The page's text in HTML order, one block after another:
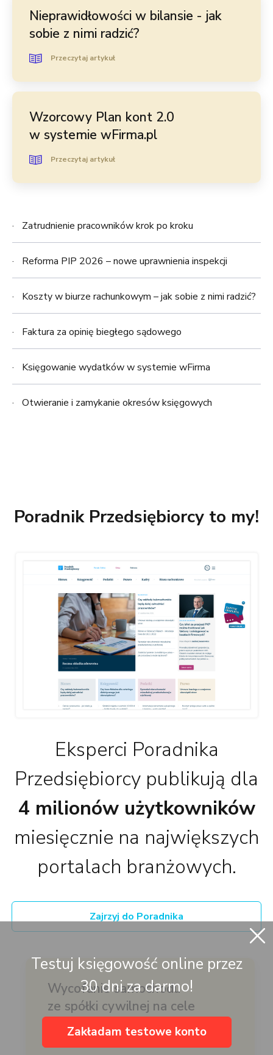
Nieprawidłowości w bilansie - jak
sobie z nimi radzić?
Przeczytaj artykuł
Wzorcowy Plan kont 2.0
w systemie wFirma.pl
Przeczytaj artykuł
Zatrudnienie pracowników krok po kroku
Reforma PIP 2026 – nowe uprawnienia inspekcji
Koszty w biurze rachunkowym – jak sobie z nimi radzić?
Faktura za opinię biegłego sądowego
Księgowanie wydatków w systemie wFirma
Otwieranie i zamykanie okresów księgowych
Poradnik Przedsiębiorcy to my!
Eksperci Poradnika
Przedsiębiorcy publikują dla
4 milionów użytkowników
miesięcznie na największych
portalach branżowych.
Zajrzyj do Poradnika
Wycofanie samochodu
ze spółki cywilnej na cele
osobiste wspólnika
Testuj księgowość online przez
30 dni za darmo!
Zakładam testowe konto